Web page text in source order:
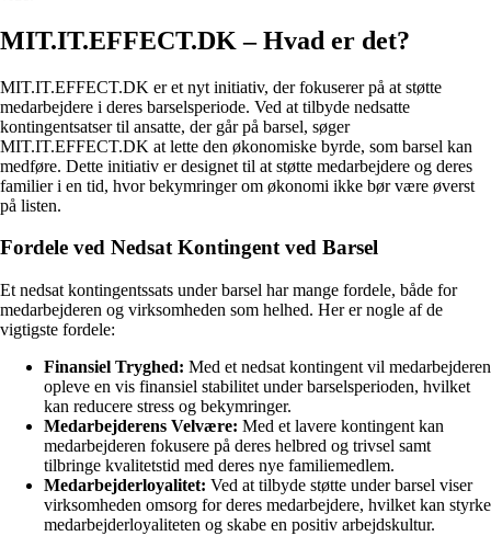
MIT.IT.EFFECT.DK – Hvad er det?
MIT.IT.EFFECT.DK er et nyt initiativ, der fokuserer på at støtte
medarbejdere i deres barselsperiode. Ved at tilbyde nedsatte
kontingentsatser til ansatte, der går på barsel, søger
MIT.IT.EFFECT.DK at lette den økonomiske byrde, som barsel kan
medføre. Dette initiativ er designet til at støtte medarbejdere og deres
familier i en tid, hvor bekymringer om økonomi ikke bør være øverst
på listen.
Fordele ved Nedsat Kontingent ved Barsel
Et nedsat kontingentssats under barsel har mange fordele, både for
medarbejderen og virksomheden som helhed. Her er nogle af de
vigtigste fordele:
Finansiel Tryghed: Med et nedsat kontingent vil medarbejderen
opleve en vis finansiel stabilitet under barselsperioden, hvilket
kan reducere stress og bekymringer.
Medarbejderens Velvære: Med et lavere kontingent kan
medarbejderen fokusere på deres helbred og trivsel samt
tilbringe kvalitetstid med deres nye familiemedlem.
Medarbejderloyalitet: Ved at tilbyde støtte under barsel viser
virksomheden omsorg for deres medarbejdere, hvilket kan styrke
medarbejderloyaliteten og skabe en positiv arbejdskultur.